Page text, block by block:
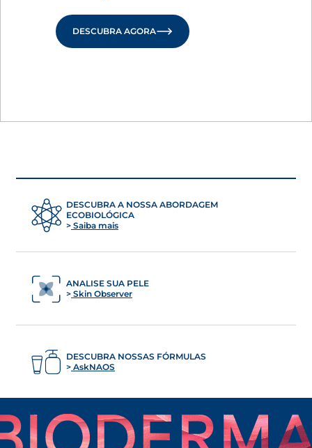
DESCUBRA AGORA
DESCUBRA A NOSSA ABORDAGEM
ECOBIOLÓGICA
Saiba mais
ANALISE SUA PELE
Skin Observer
DESCUBRA NOSSAS FÓRMULAS
AskNAOS